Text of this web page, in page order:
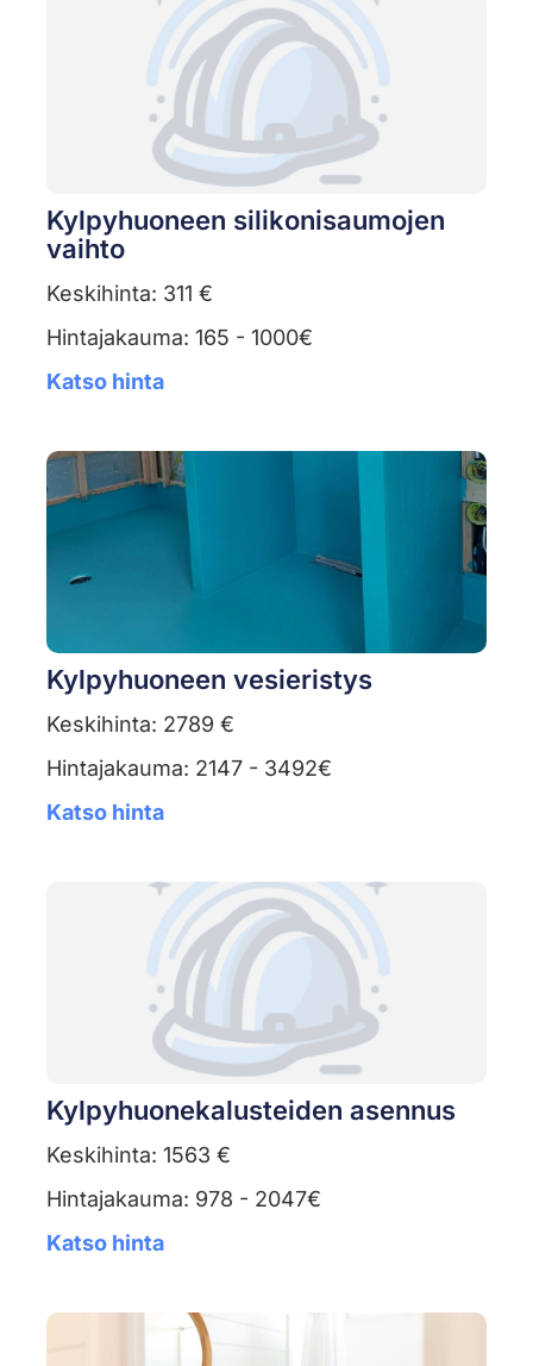
Kylpyhuoneen silikonisaumojen
vaihto
Keskihinta: 311 €
Hintajakauma: 165 - 1000€
Katso hinta
Kylpyhuoneen vesieristys
Keskihinta: 2789 €
Hintajakauma: 2147 - 3492€
Katso hinta
Kylpyhuonekalusteiden asennus
Keskihinta: 1563 €
Hintajakauma: 978 - 2047€
Katso hinta